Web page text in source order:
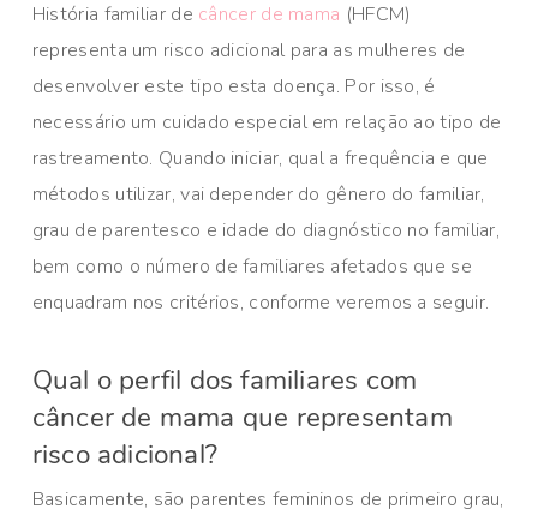
História familiar de câncer de mama (HFCM)
representa um risco adicional para as mulheres de
desenvolver este tipo esta doença. Por isso, é
necessário um cuidado especial em relação ao tipo de
rastreamento. Quando iniciar, qual a frequência e que
métodos utilizar, vai depender do gênero do familiar,
grau de parentesco e idade do diagnóstico no familiar,
bem como o número de familiares afetados que se
enquadram nos critérios, conforme veremos a seguir.
Qual o perfil dos familiares com
câncer de mama que representam
risco adicional?
Basicamente, são parentes femininos de primeiro grau,